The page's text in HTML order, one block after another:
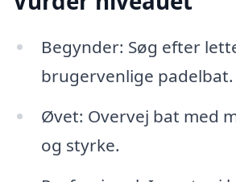
Begynder: Søg efter
brugervenlige padelbat.
Øvet: Overvej bat med
og styrke.